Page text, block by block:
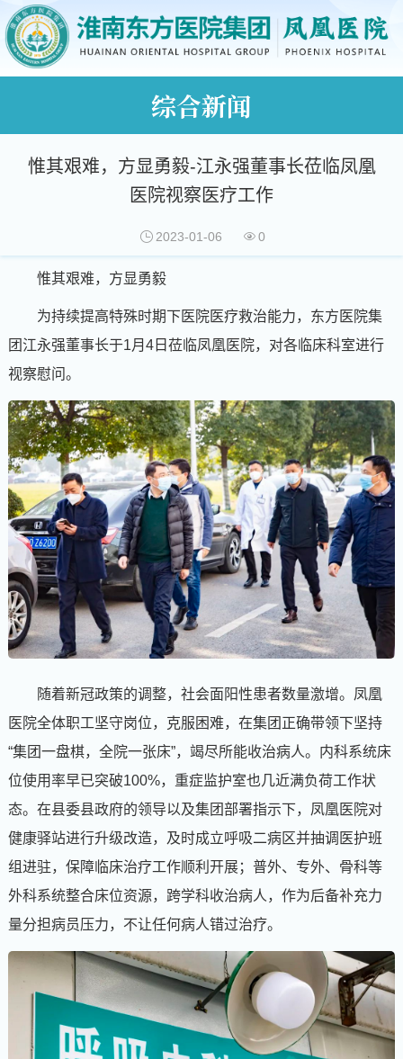
综合新闻
惟其艰难，方显勇毅-江永强董事长莅临凤凰
医院视察医疗工作
2023-01-06 0
惟其艰难，方显勇毅
为持续提高特殊时期下医院医疗救治能力，东方医院集
团江永强董事长于1月4日莅临凤凰医院，对各临床科室进行
视察慰问。
随着新冠政策的调整，社会面阳性患者数量激增。凤凰
医院全体职工坚守岗位，克服困难，在集团正确带领下坚持
“集团一盘棋，全院一张床”，竭尽所能收治病人。内科系统床
位使用率早已突破100%，重症监护室也几近满负荷工作状
态。在县委县政府的领导以及集团部署指示下，凤凰医院对
健康驿站进行升级改造，及时成立呼吸二病区并抽调医护班
组进驻，保障临床治疗工作顺利开展；普外、专外、骨科等
外科系统整合床位资源，跨学科收治病人，作为后备补充力
量分担病员压力，不让任何病人错过治疗。